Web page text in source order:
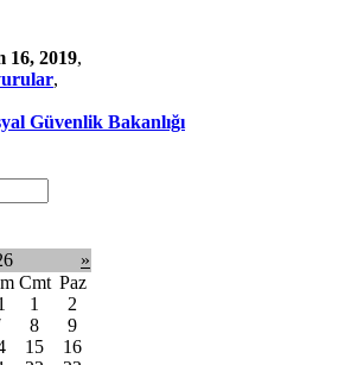
16, 2019,
,
Güvenlik Bakanlığı
»
Cmt Paz
1
2
8
9
15
16